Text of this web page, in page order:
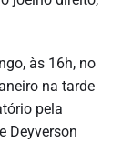
às 16h, no
na tarde
pela
Deyverson